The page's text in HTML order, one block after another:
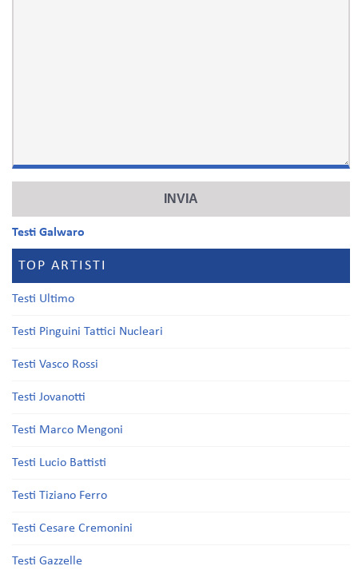
Testi Galwaro
TOP ARTISTI
Testi Ultimo
Testi Pinguini Tattici Nucleari
Testi Vasco Rossi
Testi Jovanotti
Testi Marco Mengoni
Testi Lucio Battisti
Testi Tiziano Ferro
Testi Cesare Cremonini
Testi Gazzelle